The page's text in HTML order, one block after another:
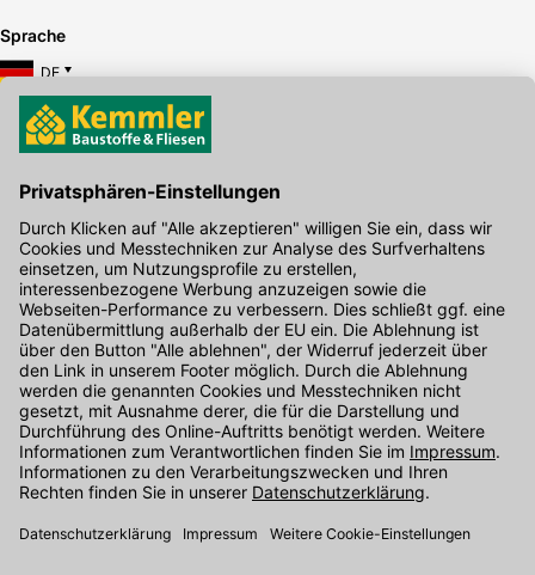
Sprache
DE
Hier gibt's die kostenlose App
Kontakt
Unser Onlineshop Team ist montags bis freitags von 08:00 - 17:00
Uhr unter der Telefonnummer07071 / 151-151für Sie erreichbar.
Alternativ können Sie unser Kontaktformular nutzen.
Den Kontakt direkt in unsere Niederlassungen finden Sie